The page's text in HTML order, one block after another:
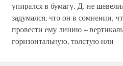
упирался в бумагу. Д. не
задумался, что он в сомнении,
провести ему линию –
горизонтальную, толстую или